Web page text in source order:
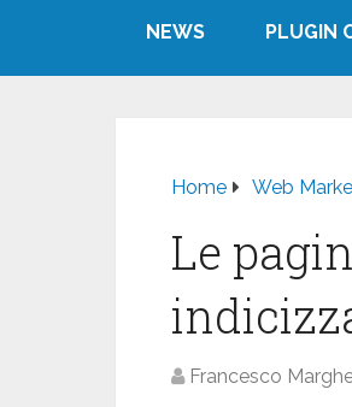
NEWS PLUGIN
Home Web
Le
Francesco